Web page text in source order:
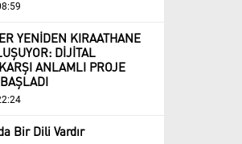
YENİDEN KIRAATHANE
DİJİTAL
ANLAMLI PROJE
Bir Dili Vardır